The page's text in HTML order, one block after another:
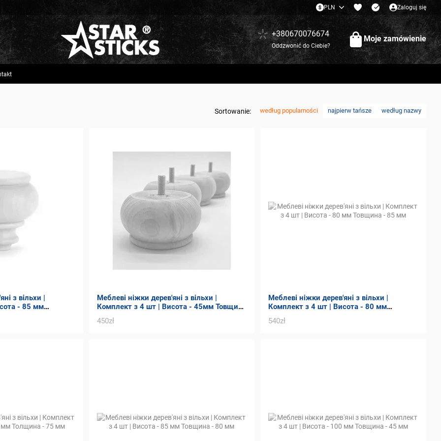
PLN Zaloguj się
+380670076674
Oddzwonić do Ciebie?
Moje zamówienie
Sortowanie: według popularności najpierw tańsze według nazwy
з вільхи |
- 85 мм
Меблеві ніжки дерев'яні з вільхи |
Комплект з 4 шт | Висота - 45мм Товщина
- 80 мм
450zł
Меблеві ніжки дерев'яні з вільхи |
Комплект з 4 шт | Висота - 80 мм
Товщина - 85 мм
540zł